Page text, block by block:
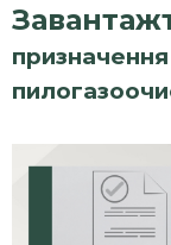
призначення